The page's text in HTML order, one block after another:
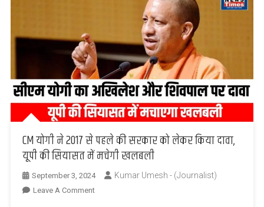
CM योगी ने 2017 से पहले की सरकार को लेकर किया दावा,
यूपी की सियासत में मचेगी खलबली
September 3, 2024 Kumar Umesh - (Journalist)
Leave A CommentOn